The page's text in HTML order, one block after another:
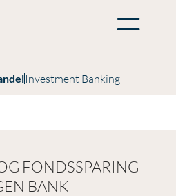
Investment Banking
FONDSSPARING
BANK